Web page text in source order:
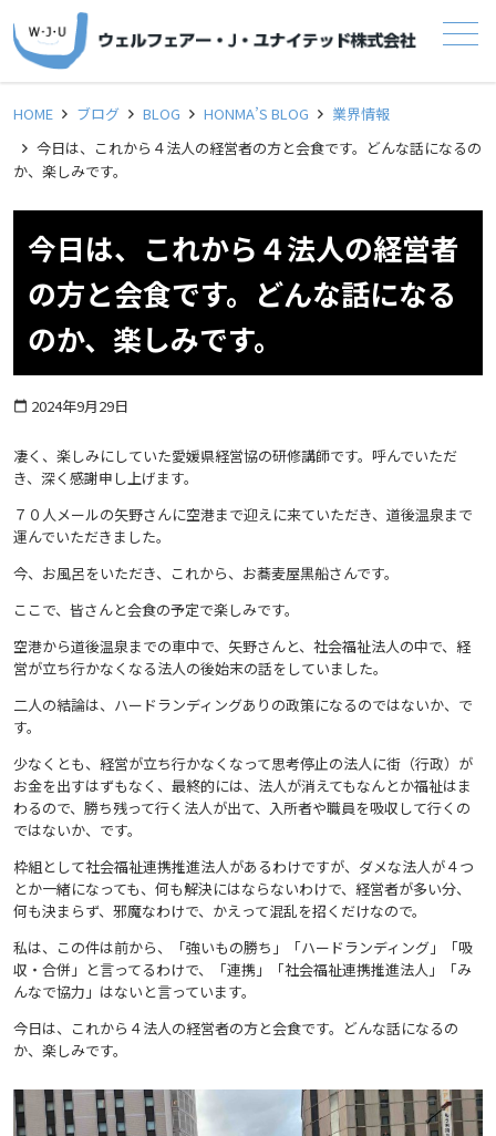
メニュー
HOME ブログ BLOG HONMA’S BLOG
業界情報
今日は、これから４法人の経営者の方と会食です。どんな話になるの
か、楽しみです。
今日は、これから４法人の経営者
の方と会食です。どんな話になる
のか、楽しみです。
calendar_today 2024年9月29日
凄く、楽しみにしていた愛媛県経営協の研修講師です。呼んでいただ
き、深く感謝申し上げます。
７０人メールの矢野さんに空港まで迎えに来ていただき、道後温泉まで
運んでいただきました。
今、お風呂をいただき、これから、お蕎麦屋黒船さんです。
ここで、皆さんと会食の予定で楽しみです。
空港から道後温泉までの車中で、矢野さんと、社会福祉法人の中で、経
営が立ち行かなくなる法人の後始末の話をしていました。
二人の結論は、ハードランディングありの政策になるのではないか、で
す。
少なくとも、経営が立ち行かなくなって思考停止の法人に街（行政）が
お金を出すはずもなく、最終的には、法人が消えてもなんとか福祉はま
わるので、勝ち残って行く法人が出て、入所者や職員を吸収して行くの
ではないか、です。
枠組として社会福祉連携推進法人があるわけですが、ダメな法人が４つ
とか一緒になっても、何も解決にはならないわけで、経営者が多い分、
何も決まらず、邪魔なわけで、かえって混乱を招くだけなので。
私は、この件は前から、「強いもの勝ち」「ハードランディング」「吸
収・合併」と言ってるわけで、「連携」「社会福祉連携推進法人」「み
んなで協力」はないと言っています。
今日は、これから４法人の経営者の方と会食です。どんな話になるの
か、楽しみです。